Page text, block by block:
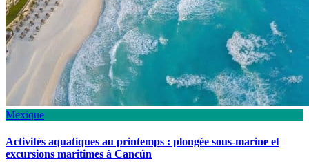
Mexique
Activités aquatiques au printemps : plongée sous-marine et
excursions maritimes à Cancún